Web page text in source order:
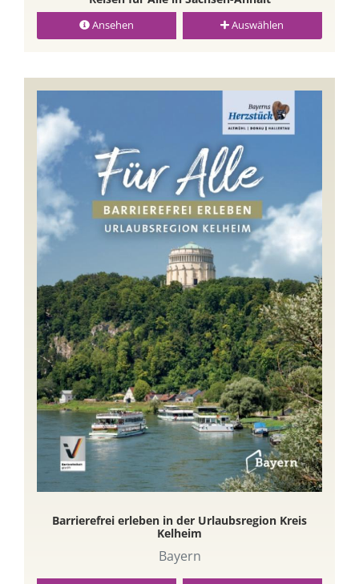
Ansehen Auswählen
Barrierefrei erleben in der Urlaubsregion Kreis
Kelheim
Bayern